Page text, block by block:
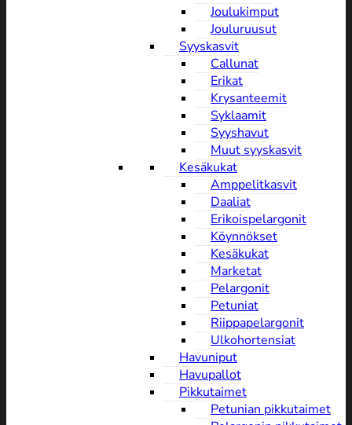
Joulukimput
Jouluruusut
Syyskasvit
Callunat
Erikat
Krysanteemit
Syklaamit
Syyshavut
Muut syyskasvit
Kesäkukat
Amppelitkasvit
Daaliat
Erikoispelargonit
Köynnökset
Kesäkukat
Marketat
Pelargonit
Petuniat
Riippapelargonit
Ulkohortensiat
Havuniput
Havupallot
Pikkutaimet
Petunian pikkutaimet